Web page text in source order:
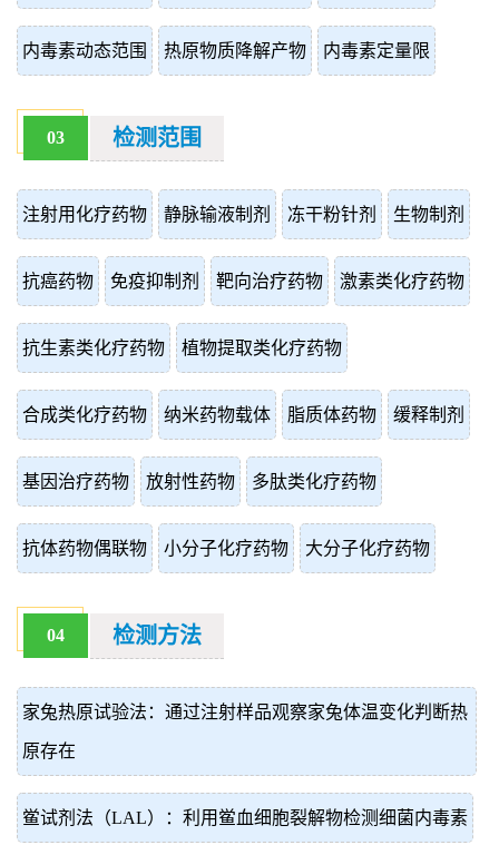
内毒素动态范围 热原物质降解产物 内毒素定量限
03 检测范围
注射用化疗药物 静脉输液制剂 冻干粉针剂 生物制剂
抗癌药物 免疫抑制剂 靶向治疗药物 激素类化疗药物
抗生素类化疗药物 植物提取类化疗药物
合成类化疗药物 纳米药物载体 脂质体药物 缓释制剂
基因治疗药物 放射性药物 多肽类化疗药物
抗体药物偶联物 小分子化疗药物 大分子化疗药物
04 检测方法
家兔热原试验法：通过注射样品观察家兔体温变化判断热
原存在
鲎试剂法（LAL）：利用鲎血细胞裂解物检测细菌内毒素